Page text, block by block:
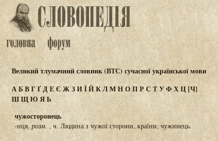
Великий тлумачний словник (ВТС) сучасної української мови
АБВГҐДЕЄ ЖЗИЇЙКЛМНОПРС ТУФХЦ [Ч]
ШЩЮЯЬ
чужосторонець
-нця, розм. , ч. Людина з чужої сторони, країни; чужинець.